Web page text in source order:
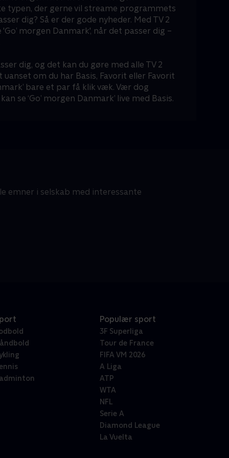
typen, der gerne vil streame programmets
dig? Så er der gode nyheder. Med TV 2
morgen Danmark', når det passer dig –
dig, og det kan du gøre med alle TV 2
uanset om du har Basis, Favorit eller Favorit
bare et par få klik væk. Vær dog
se ‘Go’ morgen Danmark’ live med Basis.
emner i selskab med interessante
Populær sport
3F Superliga
Tour de France
FIFA VM 2026
A Liga
ATP
WTA
NFL
Serie A
Diamond League
La Vuelta